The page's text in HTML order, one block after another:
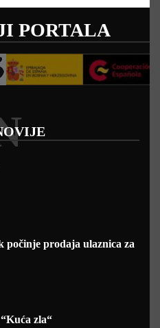
PORTALA
počinje prodaja ulaznica za
zla“